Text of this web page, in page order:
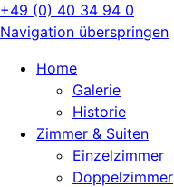
+49 (0) 40 34 94 0
Navigation überspringen
Home
Galerie
Historie
Zimmer & Suiten
Einzelzimmer
Doppelzimmer